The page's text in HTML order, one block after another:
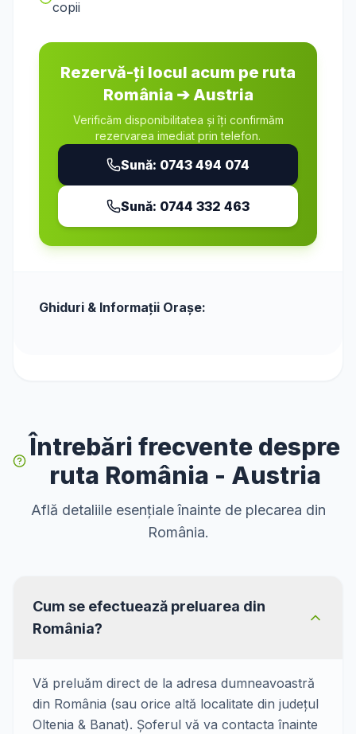
copii
Rezervă-ți locul acum pe ruta
România ➔Austria
Verificăm disponibilitatea și îți confirmăm
rezervarea imediat prin telefon.
Sună: 0743 494 074
Sună: 0744 332 463
Ghiduri & Informații Orașe:
Întrebări frecvente despre
ruta România - Austria
Află detaliile esențiale înainte de plecarea din
România.
Cum se efectuează preluarea din
România?
Vă preluăm direct de la adresa dumneavoastră
din România (sau orice altă localitate din județul
Oltenia & Banat). Șoferul vă va contacta înainte